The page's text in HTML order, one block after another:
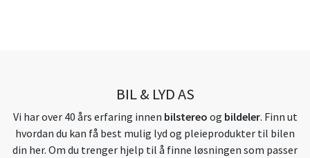
BIL & LYD AS
Vi har over 40 års erfaring innen bilstereo og bildeler. Finn ut
hvordan du kan få best mulig lyd og pleieprodukter til bilen
din her. Om du trenger hjelp til å finne løsningen som passer